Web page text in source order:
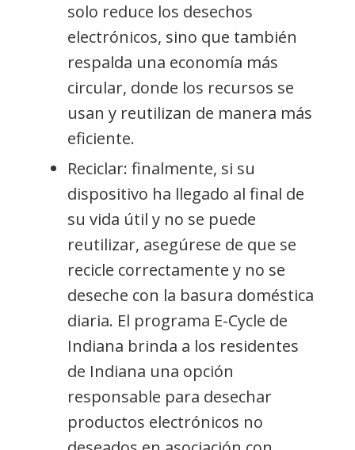
solo reduce los desechos
electrónicos, sino que también
respalda una economía más
circular, donde los recursos se
usan y reutilizan de manera más
eficiente.
Reciclar: finalmente, si su
dispositivo ha llegado al final de
su vida útil y no se puede
reutilizar, asegúrese de que se
recicle correctamente y no se
deseche con la basura doméstica
diaria. El programa E-Cycle de
Indiana brinda a los residentes
de Indiana una opción
responsable para desechar
productos electrónicos no